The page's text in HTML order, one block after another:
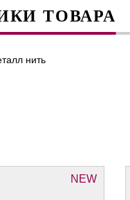
ТОВАРА
нить
NEW